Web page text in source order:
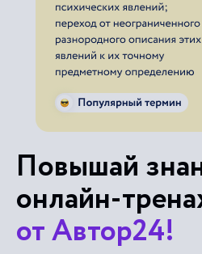
Повышай
онлайн-
от Автор24!